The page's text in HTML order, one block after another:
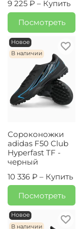
9 225 ₽ – Купить
Посмотреть
Новое
В наличии
Сороконожки
adidas F50 Club
Hyperfast TF -
черный
10 336 ₽ – Купить
Посмотреть
Новое
В наличии